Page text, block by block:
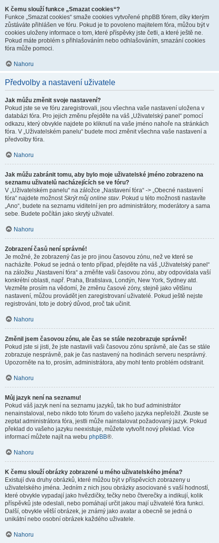
K čemu slouží funkce „Smazat cookies“?
Funkce „Smazat cookies“ smaže cookies vytvořené phpBB fórem, díky kterým
zůstáváte přihlášen ve fóru. Pokud je to povoleno majitelem fóra, můžou být v
cookies uloženy informace o tom, které příspěvky jste četli, a které ještě ne.
Pokud máte problém s přihlašováním nebo odhlašováním, smazání cookies
fóra může pomoci.
Nahoru
Předvolby a nastavení uživatele
Jak můžu změnit svoje nastavení?
Pokud jste se ve fóru zaregistrovali, jsou všechna vaše nastavení uložena v
databázi fóra. Pro jejich změnu přejděte na váš „Uživatelský panel“ pomocí
odkazu, který obvykle najdete po kliknutí na vaše jméno nahoře na stránkách
fóra. V „Uživatelském panelu“ budete moci změnit všechna vaše nastavení a
předvolby fóra.
Nahoru
Jak můžu zabránit tomu, aby bylo moje uživatelské jméno zobrazeno na
seznamu uživatelů nacházejících se ve fóru?
V „Uživatelském panelu“ na záložce „Nastavení fóra“ -> „Obecné nastavení
fóra“ najdete možnostSkrýt můj online stav. Pokud u této možnosti nastavíte
„Ano“, budete na seznamu viditelní jen pro administrátory, moderátory a sama
sebe. Budete počítán jako skrytý uživatel.
Nahoru
Zobrazení časů není správné!
Je možné, že zobrazený čas je pro jinou časovou zónu, než ve které se
nacházíte. Pokud se jedná o tento případ, přejděte na váš „Uživatelský panel“
na záložku „Nastavení fóra“ a změňte vaši časovou zónu, aby odpovídala vaší
konkrétní oblasti, např. Praha, Bratislava, Londýn, New York, Sydney atd.
Vezměte prosím na vědomí, že změnu časové zóny, stejně jako většinu
nastavení, můžou provádět jen zaregistrovaní uživatelé. Pokud ještě nejste
registrováni, toto je dobrý důvod, proč tak učinit.
Nahoru
Změnil jsem časovou zónu, ale čas se stále nezobrazuje správně!
Pokud jste si jisti, že jste nastavili vaši časovou zónu správně, ale čas se stále
zobrazuje nesprávně, pak je čas nastavený na hodinách serveru nesprávný.
Upozorněte na to, prosím, administrátora, aby mohl tento problém odstranit.
Nahoru
Můj jazyk není na seznamu!
Pokud váš jazyk není na seznamu jazyků, tak ho buď administrátor
nenainstaloval, nebo nikdo toto fórum do vašeho jazyka nepřeložil. Zkuste se
zeptat administrátora fóra, jestli může nainstalovat požadovaný jazyk. Pokud
překlad do vašeho jazyku neexistuje, můžete vytvořit nový překlad. Více
informací můžete najít na webu phpBB®.
Nahoru
K čemu slouží obrázky zobrazené u mého uživatelského jména?
Existují dva druhy obrázků, které můžou být v příspěvcích zobrazeny u
uživatelského jména. Jedním z nich jsou obrázky asociované s vaší hodností,
které obvykle vypadají jako hvězdičky, tečky nebo čtverečky a indikují, kolik
příspěvků jste odeslali, nebo pomáhají určit jakou mají uživatelé fóra funkci.
Další, obvykle větší obrázek, je známý jako avatar a obecně se jedná o
unikátní nebo osobní obrázek každého uživatele.
Nahoru